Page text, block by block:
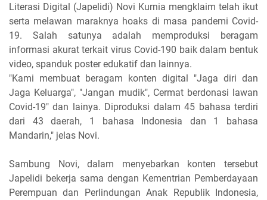
Literasi Digital (Japelidi) Novi Kurnia mengklaim telah ikut
serta melawan maraknya hoaks di masa pandemi Covid-
19. Salah satunya adalah memproduksi beragam
informasi akurat terkait virus Covid-190 baik dalam bentuk
video, spanduk poster edukatif dan lainnya.
"Kami membuat beragam konten digital "Jaga diri dan
Jaga Keluarga", "Jangan mudik", Cermat berdonasi lawan
Covid-19" dan lainya. Diproduksi dalam 45 bahasa terdiri
dari 43 daerah, 1 bahasa Indonesia dan 1 bahasa
Mandarin," jelas Novi.
Sambung Novi, dalam menyebarkan konten tersebut
Japelidi bekerja sama dengan Kementrian Pemberdayaan
Perempuan dan Perlindungan Anak Republik Indonesia,